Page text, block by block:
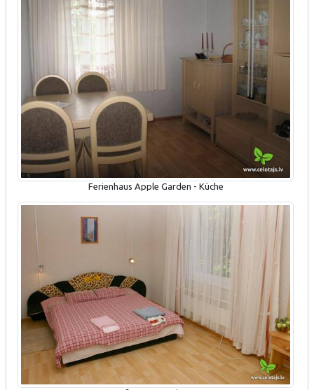
Ferienhaus Apple Garden - Küche